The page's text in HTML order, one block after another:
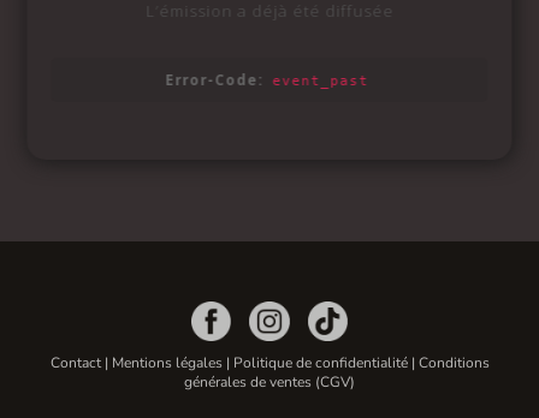
Contact| Mentions légales| Politique de confidentialité| Conditions
générales de ventes (CGV)